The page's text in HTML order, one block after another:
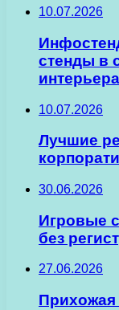
10.07.2026
стенды в
интерьера
10.07.2026
Лучшие
30.06.2026
Игровые
без
27.06.2026
Прихожая